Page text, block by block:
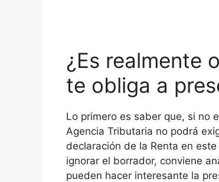
¿Es realmente
te obliga a
Lo primero es saber que, si no
Agencia Tributaria no podrá
declaración de la Renta en
ignorar el borrador, conviene
pueden hacer interesante la